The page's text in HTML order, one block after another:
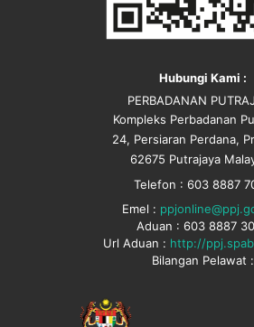
Hubungi Kami :
PERBADANAN
Kompleks Perbadanan
24, Persiaran Perdana,
62675 Putrajaya
Telefon : 603 8887
Emel :
Aduan : 603 8887
Url Aduan : http://
Bilangan Pelawat :